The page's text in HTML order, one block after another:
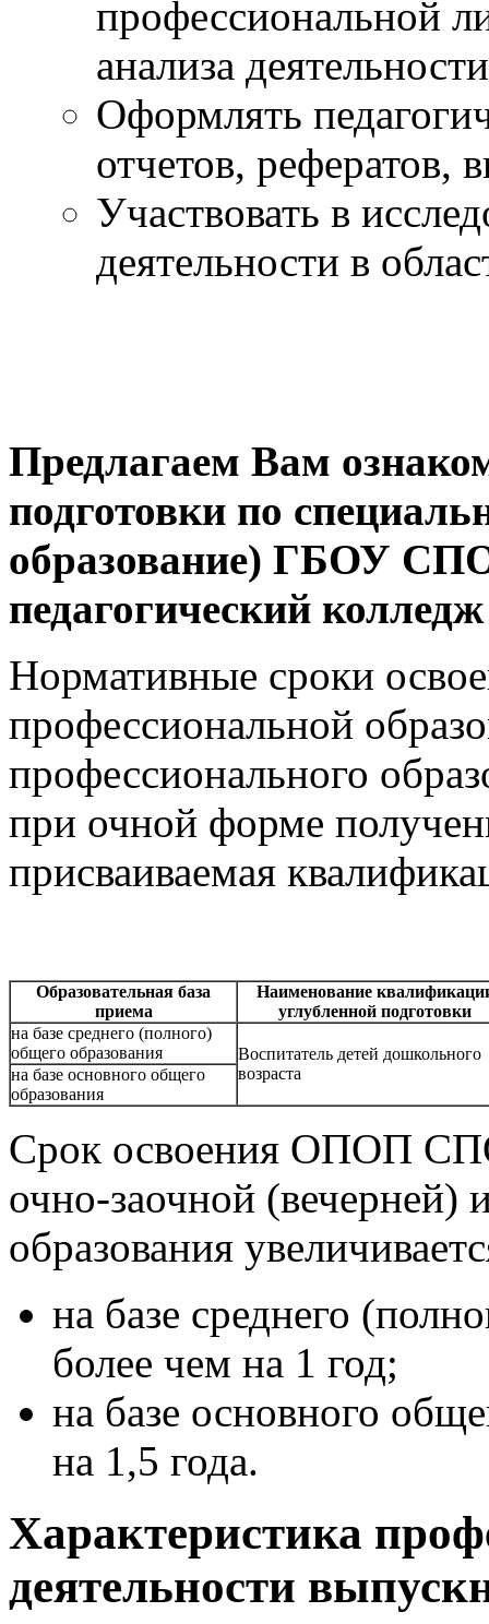
профессиональной
анализа
Оформлять
отчетов, рефератов,
Участвовать в
деятельности в
Предлагаем Вам
подготовки по
образование) ГБОУ
педагогический
Нормативные сроки
профессиональной
профессионального
при очной форме
присваиваемая
Образовательная база
приема
Наименование
углубленной подготовки
на базе среднего (полного)
общего образования
Воспитатель детей дошкольного
возраста
на базе основного общего
образования
Срок освоения ОПОП
очно-заочной (вечерней)
образования
на базе среднего
более чем на 1 год;
на базе основного
на 1,5 года.
Характеристика
деятельности